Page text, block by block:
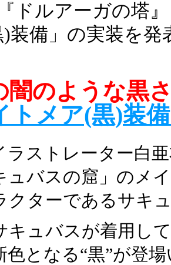
『ドルアーガの塔
)装備」の実装を
闇のような黒
トメア(黒)装
ラストレーター白
ュバスの窟」のメ
クターであるサキ
キュバスが着用し
色となる“黒”が登